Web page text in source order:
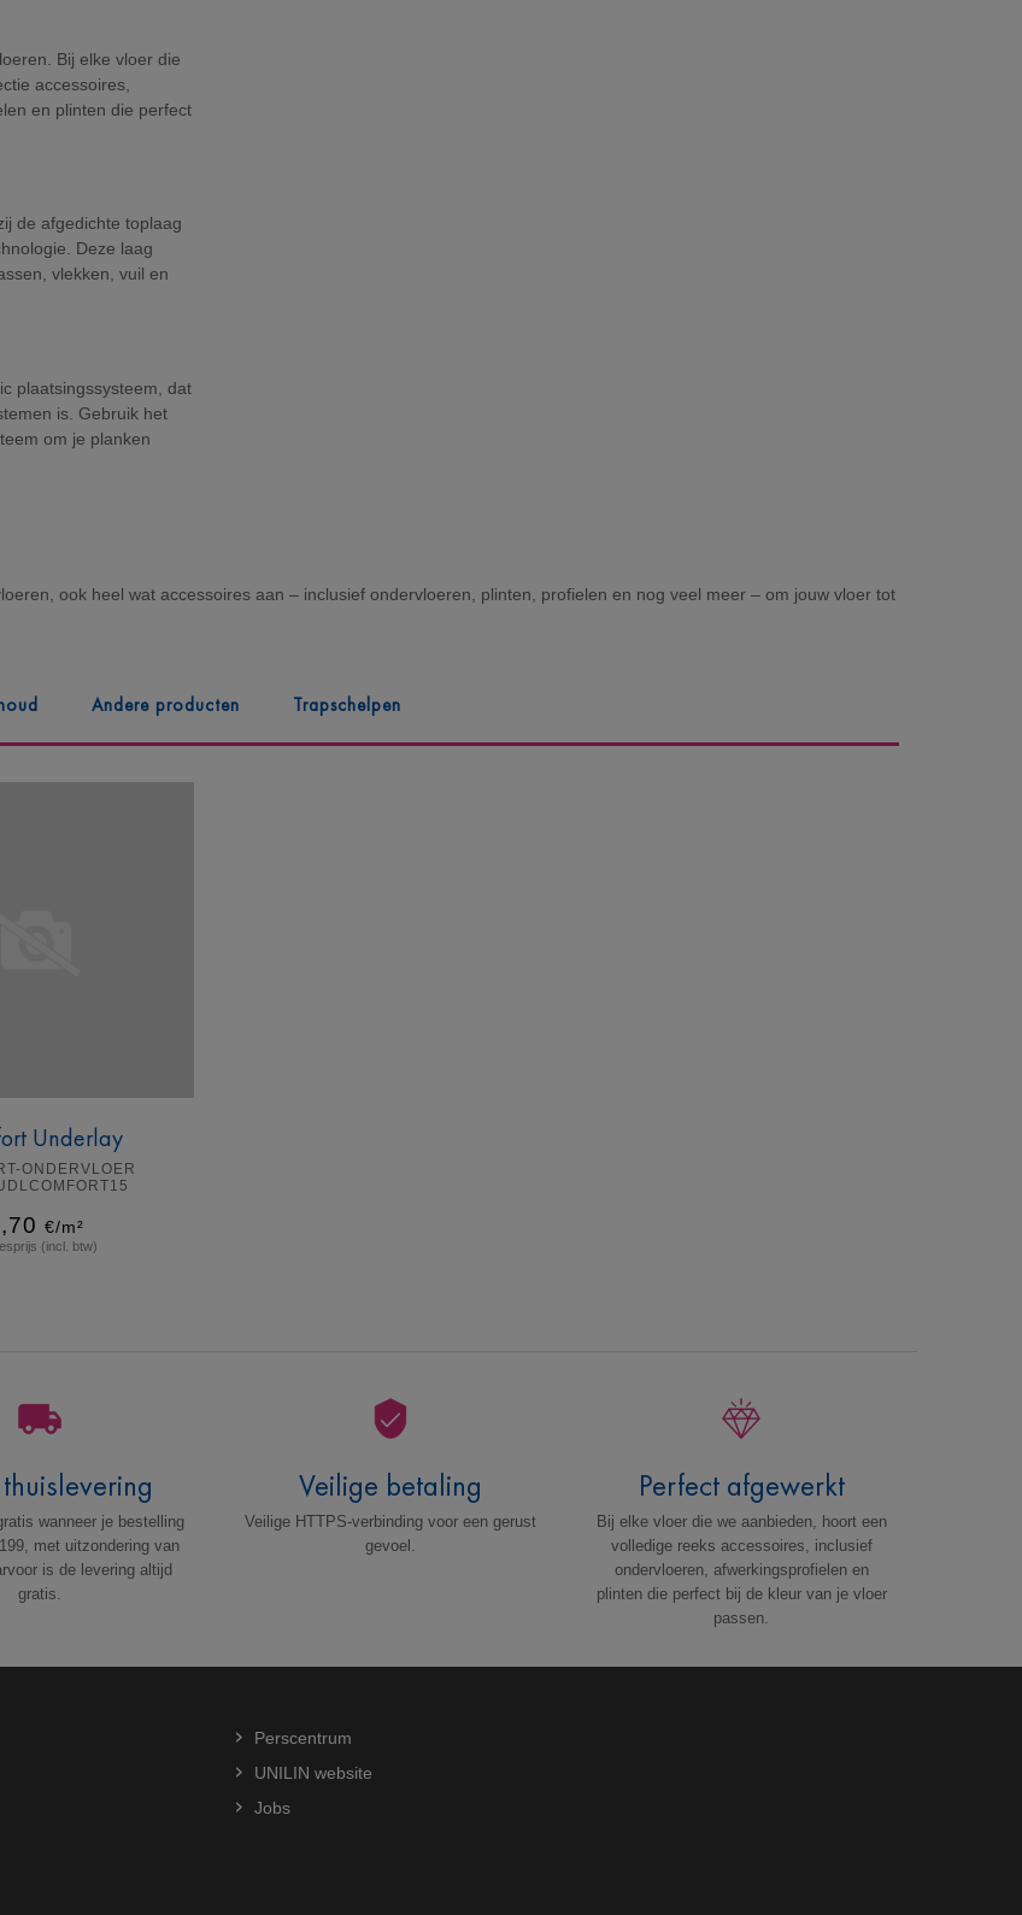
Bij elke vloer die
accessoires,
en plinten die perfect
de afgedichte toplaag
Deze laag
vlekken, vuil en
plaatsingssysteem, dat
is. Gebruik het
om je planken
ook heel wat accessoires aan – inclusief ondervloeren, plinten, profielen en nog veel meer – om jouw vloer tot
Andere producten Trapschelpen
Underlay
ONDERVLOER
€/m²
(incl. btw)
wanneer je bestelling
met uitzondering van
is de levering altijd
gratis.
Veilige betaling
Veilige HTTPS-verbinding voor een gerust
gevoel.
Perfect afgewerkt
Bij elke vloer die we aanbieden, hoort een
volledige reeks accessoires, inclusief
ondervloeren, afwerkingsprofielen en
plinten die perfect bij de kleur van je vloer
passen.
Perscentrum
UNILIN website
Jobs